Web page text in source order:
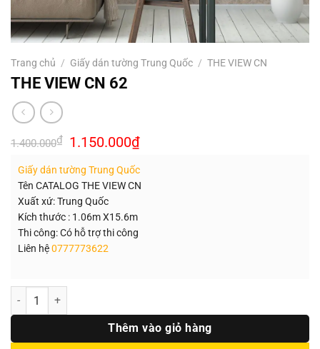
Trang chủ / Giấy dán tường Trung Quốc / THE VIEW CN
THE VIEW CN 62
1.400.000₫ Giá
gốc
1.400.000₫.
1.150.000₫Giá
hiện
là:
1.150.000₫.
Giấy dán tường Trung Quốc
Tên CATALOG THE VIEW CN
Xuất xứ: Trung Quốc
Kích thước : 1.06m X15.6m
Thi công: Có hỗ trợ thi công
Liên hệ0777773622
Số lượng
Thêm vào giỏ hàng